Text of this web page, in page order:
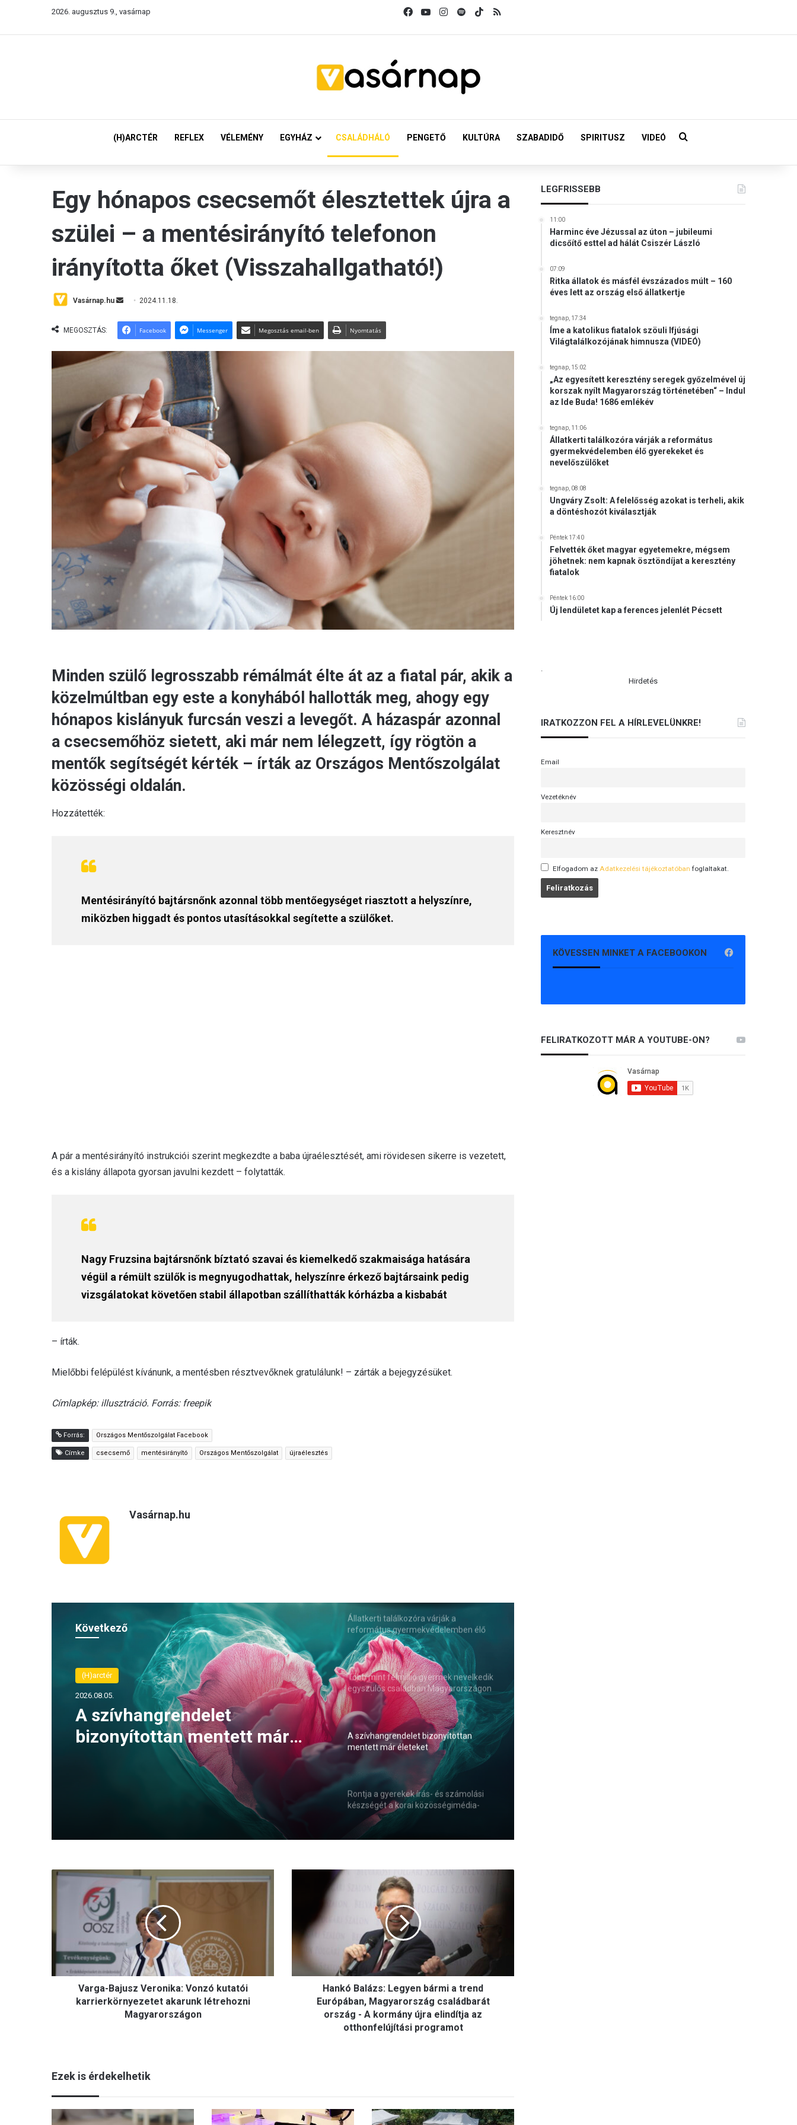
2026. augusztus 9., vasárnap FacebookYouTubeInstagram
SpotifyTikTokRSS
(H)ARCTÉR REFLEX VÉLEMÉNY EGYHÁZ CSALÁDHÁLÓ PENGETŐ KULTÚRA SZABADIDŐ SPIRITUSZ VIDEÓ Keresés:
Egy hónapos csecsemőt élesztettek újra a
szülei – a mentésirányító telefonon
irányította őket (Visszahallgatható!)
Vasárnap.hu
Send
email
2024.11.18.
MEGOSZTÁS: Facebook Messenger Megosztás email-ben Nyomtatás
Minden szülő legrosszabb rémálmát élte át az a fiatal pár, akik a
közelmúltban egy este a konyhából hallották meg, ahogy egy
hónapos kislányuk furcsán veszi a levegőt. A házaspár azonnal
a csecsemőhöz sietett, aki már nem lélegzett, így rögtön a
mentők segítségét kérték – írták az Országos Mentőszolgálat
közösségi oldalán.
Hozzátették:
Mentésirányító bajtársnőnk azonnal több mentőegységet riasztott a helyszínre,
miközben higgadt és pontos utasításokkal segítette a szülőket.
A pár a mentésirányító instrukciói szerint megkezdte a baba újraélesztését, ami rövidesen sikerre is vezetett,
és a kislány állapota gyorsan javulni kezdett – folytatták.
Nagy Fruzsina bajtársnőnk bíztató szavai és kiemelkedő szakmaisága hatására
végül a rémült szülők is megnyugodhattak, helyszínre érkező bajtársaink pedig
vizsgálatokat követően stabil állapotban szállíthatták kórházba a kisbabát
– írták.
Mielőbbi felépülést kívánunk, a mentésben résztvevőknek gratulálunk! – zárták a bejegyzésüket.
Címlapkép: illusztráció. Forrás: freepik
Forrás: Országos Mentőszolgálat Facebook
Címke csecsemő mentésirányító Országos Mentőszolgálat újraélesztés
Vasárnap.hu
Következő
(H)arctér
2026.08.05.
A szívhangrendelet
bizonyítottan mentett már
Állatkerti találkozóra várják a
református gyermekvédelemben élő
gyerekeket és nevelőszülőket
Több mint félmillió gyermek nevelkedik
egyszülős családban Magyarországon
(VIDEÓ)
A szívhangrendelet bizonyítottan
mentett már életeket
Rontja a gyerekek írás- és számolási
készségét a korai közösségimédia-
használat
Varga-
Veronika:
akarunk
létrehozni
Magyarországon
Varga-Bajusz Veronika: Vonzó kutatói
karrierkörnyezetet akarunk létrehozni
Magyarországon
trend
családbarát
Hankó Balázs: Legyen bármi a trend
Európában, Magyarország családbarát
ország - A kormány újra elindítja az
otthonfelújítási programot
Ezek is érdekelhetik
LEGFRISSEBB
11:00
Harminc éve Jézussal az úton – jubileumi
dicsőítő esttel ad hálát Csiszér László
07:09
Ritka állatok és másfél évszázados múlt – 160
éves lett az ország első állatkertje
tegnap, 17:34
Íme a katolikus fiatalok szöuli Ifjúsági
Világtalálkozójának himnusza (VIDEÓ)
tegnap, 15:02
„Az egyesített keresztény seregek győzelmével új
korszak nyílt Magyarország történetében“ – Indul
az Ide Buda! 1686 emlékév
tegnap, 11:06
Állatkerti találkozóra várják a református
gyermekvédelemben élő gyerekeket és
nevelőszülőket
tegnap, 08:08
Ungváry Zsolt: A felelősség azokat is terheli, akik
a döntéshozót kiválasztják
Péntek 17:40
Felvették őket magyar egyetemekre, mégsem
jöhetnek: nem kapnak ösztöndíjat a keresztény
fiatalok
Péntek 16:00
Új lendületet kap a ferences jelenlét Pécsett
.
Hirdetés
IRATKOZZON FEL A HÍRLEVELÜNKRE!
Email
Vezetéknév
Keresztnév
Elfogadom az Adatkezelési tájékoztatóban foglaltakat.
KÖVESSEN MINKET A FACEBOOKON
FELIRATKOZOTT MÁR A YOUTUBE-ON?